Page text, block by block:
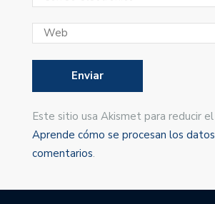
Este sitio usa Akismet para reducir el
Aprende cómo se procesan los
comentarios.